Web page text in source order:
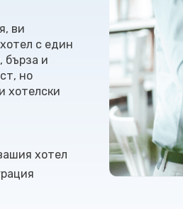
ви
с един
бърза и
но
хотелски
хотел